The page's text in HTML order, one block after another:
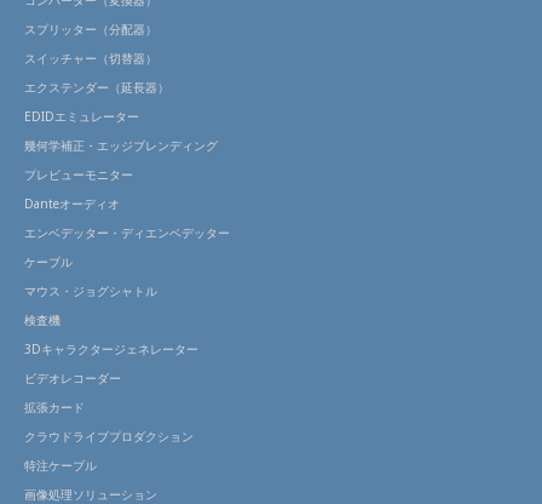
スプリッター（分配器）
スイッチャー（切替器）
エクステンダー（延長器）
EDIDエミュレーター
幾何学補正・エッジブレンディング
プレビューモニター
Danteオーディオ
エンベデッター・ディエンベデッター
ケーブル
マウス・ジョグシャトル
検査機
3Dキャラクタージェネレーター
ビデオレコーダー
拡張カード
クラウドライブプロダクション
特注ケーブル
画像処理ソリューション